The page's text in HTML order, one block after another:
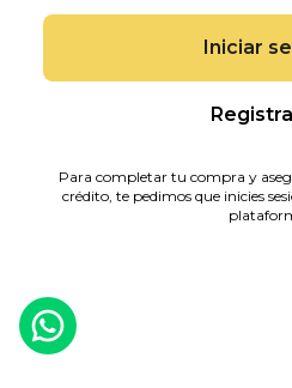
Iniciar
Para completar tu compra y
crédito, te pedimos que inicies